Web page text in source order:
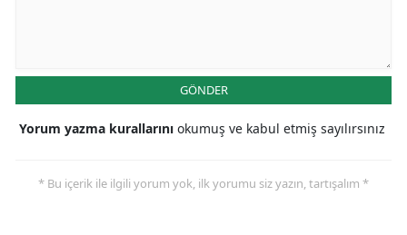
GÖNDER
Yorum yazma kurallarını okumuş ve kabul etmiş sayılırsınız
* Bu içerik ile ilgili yorum yok, ilk yorumu siz yazın, tartışalım *